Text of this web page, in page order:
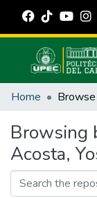
Communities &
Estadísticas
Manuales
Home
Browsing
Acosta,